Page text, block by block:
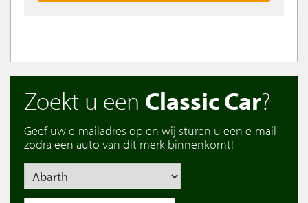
Zoekt u een Classic Car?
Geef uw e-mailadres op en wij sturen u een e-mail
zodra een auto van dit merk binnenkomt!